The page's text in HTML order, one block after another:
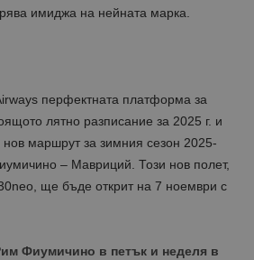
имиджа на нейната марка.
перфектната платформа за
лятно разписание за 2025 г. и
маршрут за зимния сезон 2025-
– Мавриций. Този нов полет,
ще бъде открит на 7 ноември с
Фиумичино в петък и неделя в